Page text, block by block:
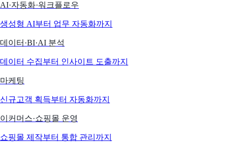
AI·자동화·워크플로우
생성형 AI부터 업무 자동화까지
데이터·BI·AI 분석
데이터 수집부터 인사이트 도출까지
마케팅
신규고객 획득부터 자동화까지
이커머스·쇼핑몰 운영
쇼핑몰 제작부터 통합 관리까지